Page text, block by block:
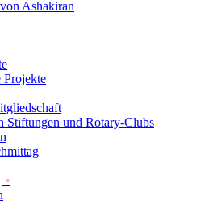
Ashakiran
Projekte
Stiftungen und Rotary-Clubs